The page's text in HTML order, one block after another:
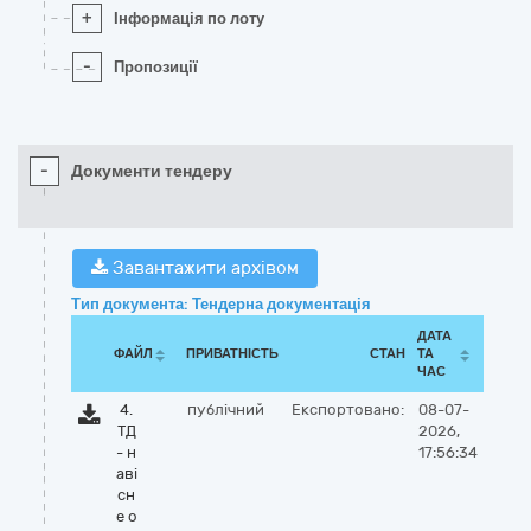
+ Інформація по лоту
- Пропозиції
- Документи тендеру
Завантажити архівом
Тип документа: Тендерна документація
ФАЙЛ ПРИВАТНІСТЬ СТАН
ДАТА
ТА
ЧАС
4.
ТД
- н
аві
сн
е о
публічний Експортовано:
08-07-
2026,
17:56:34